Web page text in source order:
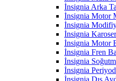
İnsignia Arka
İnsignia Motor
İnsignia
İnsignia
İnsignia Motor
İnsignia Fren
İnsignia
İnsignia
İnsignia Dış